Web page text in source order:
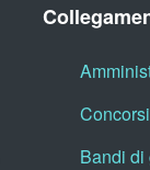
Concorsi
Bandi di